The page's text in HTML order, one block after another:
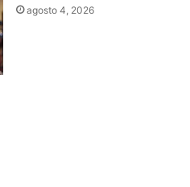
agosto 4, 2026